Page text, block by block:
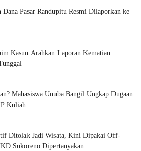
Pasar Randupitu Resmi Dilaporkan ke
Kasun Arahkan Laporan Kematian
Mahasiswa Unuba Bangil Ungkap Dugaan
Kuliah
Ditolak Jadi Wisata, Kini Dipakai Off-
Sukoreno Dipertanyakan